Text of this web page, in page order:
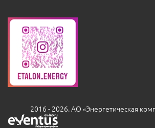
2016 - 2026. АО «Энергетическая